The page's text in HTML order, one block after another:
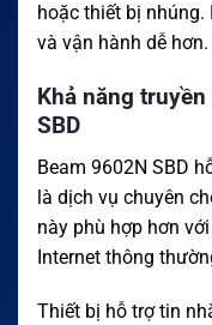
hoặc thiết bị nhúng.
và vận hành dễ hơn.
Khả năng
SBD
Beam 9602N SBD
là dịch vụ chuyên
này phù hợp hơn
Internet thông
Thiết bị hỗ trợ tin